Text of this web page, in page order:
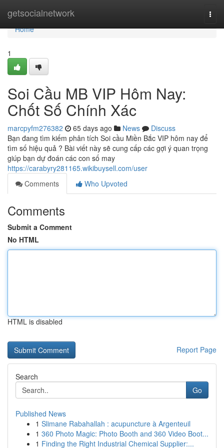
getsocialnetwork
Home
Home
1
Soi Cầu MB VIP Hôm Nay:
Chốt Số Chính Xác
marcpyfm276382 65 days ago News
Discuss
Bạn đang tìm kiếm phân tích Soi cầu Miền Bắc VIP hôm nay để
tìm số hiệu quả ? Bài viết này sẽ cung cấp các gợi ý quan trọng
giúp bạn dự đoán các con số may
https://carabyry281165.wikibuysell.com/user
Comments
Who Upvoted
Comments
Submit a Comment
No HTML
HTML is disabled
Report Page
Search
Go
Published News
1 Slimane Rabahallah : acupuncture à Argenteuil
1 360 Photo Magic: Photo Booth and 360 Video Boot...
1 Finding the Right Industrial Chemical Supplier:...